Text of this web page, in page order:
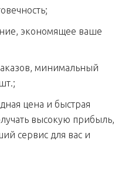
экономящее ваше
минимальный
цена и быстрая
высокую прибыль,
сервис для вас и